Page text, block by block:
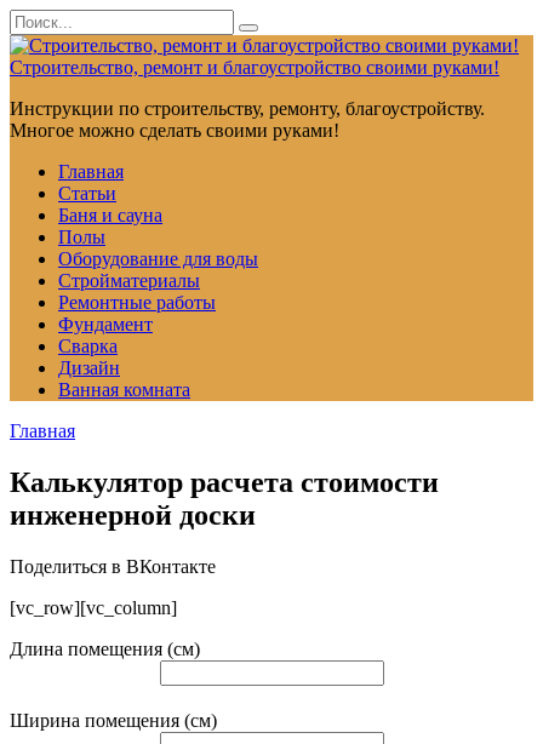
Перейти
к
контенту
Search
for:
Строительство, ремонт и благоустройство своими руками!
Инструкции по строительству, ремонту, благоустройству.
Многое можно сделать своими руками!
Главная
Статьи
Баня и сауна
Полы
Оборудование для воды
Стройматериалы
Ремонтные работы
Фундамент
Сварка
Дизайн
Ванная комната
Главная
Калькулятор расчета стоимости
инженерной доски
Поделиться в ВКонтакте
[vc_row][vc_column]
Длина помещения (см)
Ширина помещения (см)